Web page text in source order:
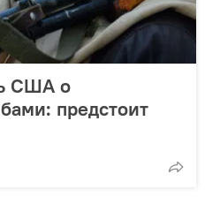
США о
предстоит